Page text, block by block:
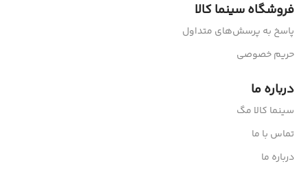
فروشگاه سینما کالا
پاسخ به پرسش‌های متداول
حریم خصوصی
درباره ما
سینما کالا مگ
تماس با ما
درباره ما